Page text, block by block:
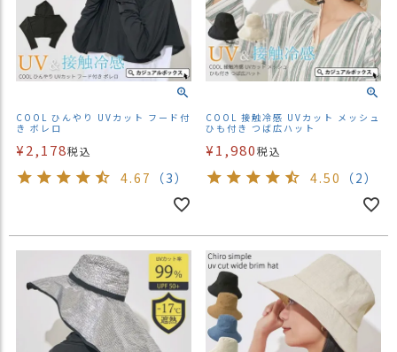
COOL ひんやり UVカット フード付
き ボレロ
¥2,178税込
4.67 （3）
COOL 接触冷感 UVカット メッシュ
ひも付き つば広ハット
¥1,980税込
4.50 （2）